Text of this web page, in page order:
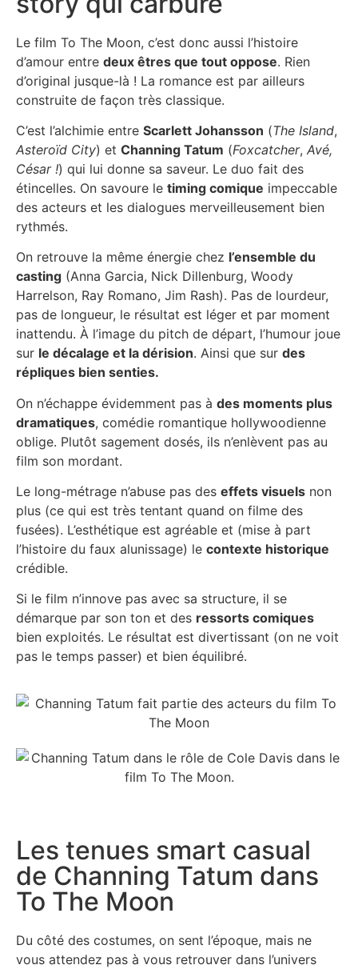
Le film To The Moon, c’est donc aussi l’histoire
d’amour entre deux êtres que tout oppose. Rien
d’original jusque-là ! La romance est par ailleurs
construite de façon très classique.
C’est l’alchimie entre Scarlett Johansson (The Island,
Asteroïd City) et Channing Tatum (Foxcatcher, Avé,
César !) qui lui donne sa saveur. Le duo fait des
étincelles. On savoure le timing comique impeccable
des acteurs et les dialogues merveilleusement bien
rythmés.
On retrouve la même énergie chez l’ensemble du
casting (Anna Garcia, Nick Dillenburg, Woody
Harrelson, Ray Romano, Jim Rash). Pas de lourdeur,
pas de longueur, le résultat est léger et par moment
inattendu. À l’image du pitch de départ, l’humour joue
sur le décalage et la dérision. Ainsi que sur des
répliques bien senties.
On n’échappe évidemment pas à des moments plus
dramatiques, comédie romantique hollywoodienne
oblige. Plutôt sagement dosés, ils n’enlèvent pas au
film son mordant.
Le long-métrage n’abuse pas des effets visuels non
plus (ce qui est très tentant quand on filme des
fusées). L’esthétique est agréable et (mise à part
l’histoire du faux alunissage) le contexte historique
crédible.
Si le film n’innove pas avec sa structure, il se
démarque par son ton et des ressorts comiques
bien exploités. Le résultat est divertissant (on ne voit
pas le temps passer) et bien équilibré.
Les tenues smart casual
de Channing Tatum dans
To The Moon
Du côté des costumes, on sent l’époque, mais ne
vous attendez pas à vous retrouver dans l’univers